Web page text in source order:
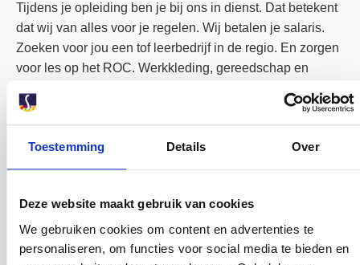
Toestemming Details Over
Deze website maakt gebruik van cookies
We gebruiken cookies om content en advertenties te
personaliseren, om functies voor social media te bieden en
Tijdens je opleiding ben je bij ons in dienst. Dat betekent
dat wij van alles voor je regelen. Wij betalen je salaris.
Zoeken voor jou een tof leerbedrijf in de regio. En zorgen
voor les op het ROC. Werkkleding, gereedschap en
Vakschilders
JE VOOR
Elk jaar leiden we 1000
vakschilder. Benieuwd naar
hun verhalen?